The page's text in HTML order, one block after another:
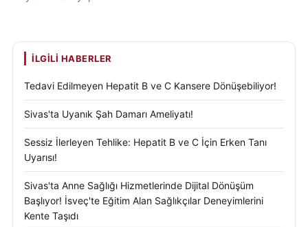
İLGILI HABERLER
Tedavi Edilmeyen Hepatit B ve C Kansere Dönüşebiliyor!
Sivas'ta Uyanık Şah Damarı Ameliyatı!
Sessiz İlerleyen Tehlike: Hepatit B ve C İçin Erken Tanı
Uyarısı!
Sivas'ta Anne Sağlığı Hizmetlerinde Dijital Dönüşüm
Başlıyor! İsveç'te Eğitim Alan Sağlıkçılar Deneyimlerini
Kente Taşıdı